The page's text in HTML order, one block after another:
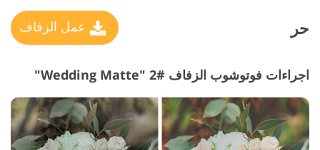
حر عمل الزفاف
اجراءات فوتوشوب الزفاف #2 "Wedding Matte"